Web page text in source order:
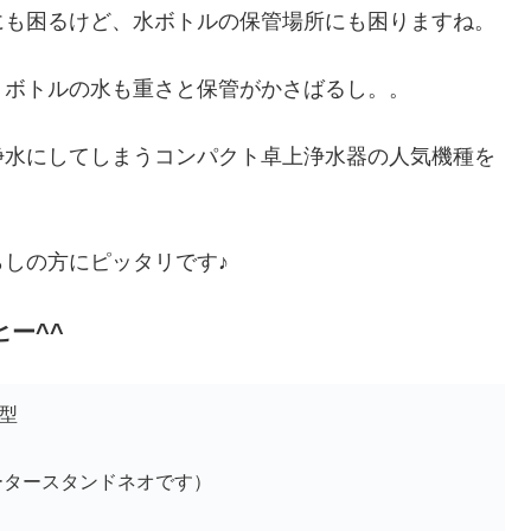
困るけど、水ボトルの保管場所にも困りますね。
トルの水も重さと保管がかさばるし。。
にしてしまうコンパクト卓上浄水器の人気機種を
の方にピッタリです♪
ー^^
ースタンドネオです）